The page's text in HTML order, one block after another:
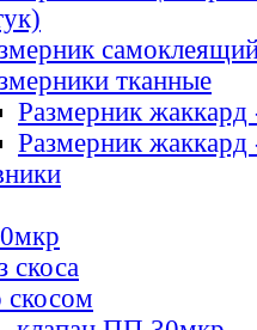
тканные
Размерник
Размерник
скоса
скосом